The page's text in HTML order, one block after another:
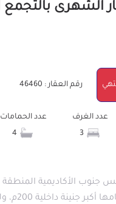
رقم العقار : 46460
عدد الغرف
عدد الحمامات
جنوب الأكاديمية